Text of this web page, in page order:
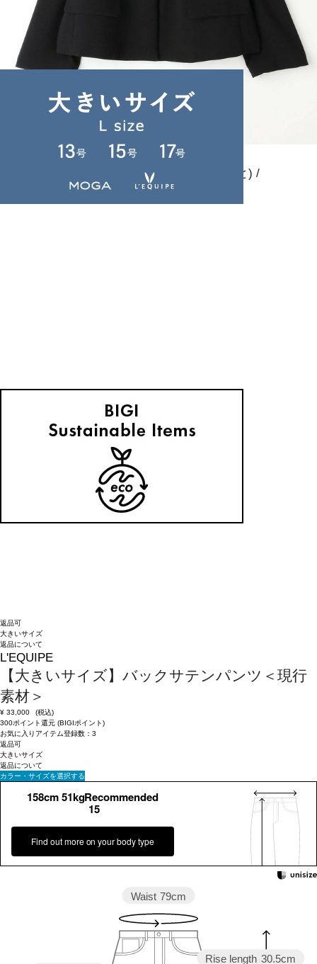
L'EQUIPE
(のーからーじゃけっと) /
返品可
大きいサイズ
返品について
L'EQUIPE
【大きいサイズ】バックサテンパンツ＜現行
素材＞
¥ 33,000
(税込)
300ポイント還元 (BIGIポイント)
お気に入りアイテム登録数： 3
返品可
大きいサイズ
返品について
カラー・サイズを選択する
158cm 51kgRecommended
15
Find out more on your body type
Rise length 30.5cm
Waist 79cm